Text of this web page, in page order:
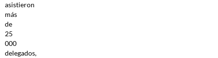
asistieron
más
de
25
000
delegados,